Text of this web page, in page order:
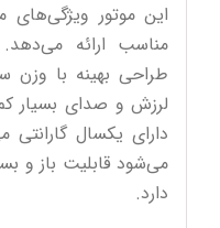
این موتور ویژگی‌های
مناسب ارائه
طراحی بهینه با وزن
لرزش و صدای بسیار
دارای یکسال
می‌شود قابلیت باز و
دارد.